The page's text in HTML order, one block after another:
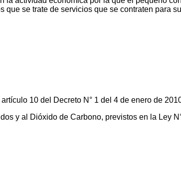
que se trate de servicios que se contraten para
10 del Decreto N° 1 del 4 de enero de
y al Dióxido de Carbono, previstos en la Ley